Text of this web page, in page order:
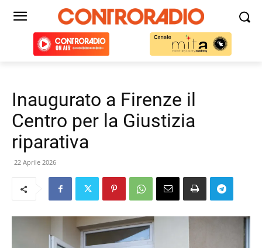
Inaugurato a Firenze il
Centro per la Giustizia
riparativa
22 Aprile 2026